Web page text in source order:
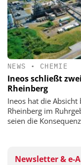
NEWS • CHEMIE
Ineos schließt
Rheinberg
Ineos hat die
Rheinberg im
seien die
Newsletter & e-